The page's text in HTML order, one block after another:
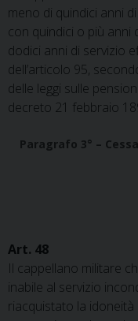
meno di quindici anni
con quindici o più anni
dodici anni di servizio
dell’articolo 95,
delle leggi sulle
decreto 21 febbraio
Paragrafo 3° –
Art. 48
Il cappellano militare
inabile al servizio
riacquistato la